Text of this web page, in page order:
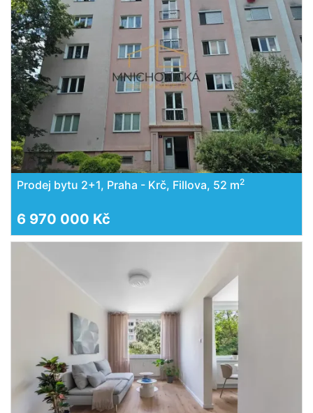
Prodej bytu 2+1, Praha - Krč, Fillova, 52 m2
6 970 000 Kč